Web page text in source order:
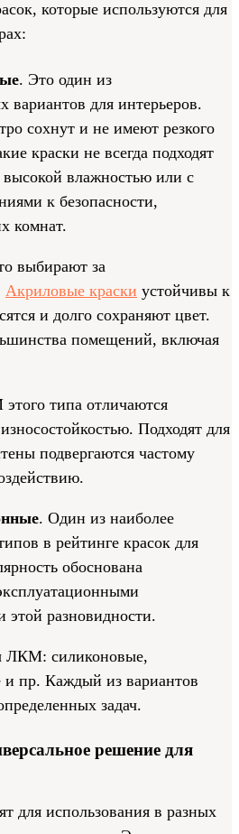
которые используются для
. Это один из
вариантов для интерьеров.
сохнут и не имеют резкого
краски не всегда подходят
влажностью или с
к безопасности,
комнат.
выбирают за
Акриловые краски устойчивы к
и долго сохраняют цвет.
помещений, включая
типа отличаются
Подходят для
подвергаются частому
. Один из наиболее
в рейтинге красок для
обоснована
этой разновидности.
ЛКМ: силиконовые,
и пр. Каждый из вариантов
задач.
решение для
для использования в разных